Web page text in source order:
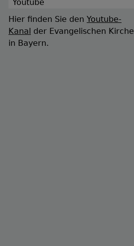
Youtube
Hier finden Sie den Youtube-
Kanal der Evangelischen Kirche
in Bayern.